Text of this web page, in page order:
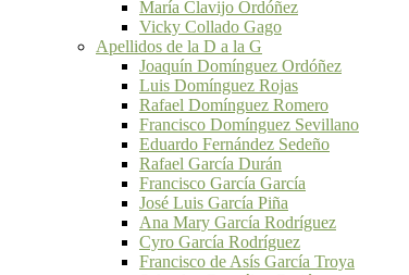
María Clavijo Ordóñez
Vicky Collado Gago
Apellidos de la D a la G
Joaquín Domínguez Ordóñez
Luis Domínguez Rojas
Rafael Domínguez Romero
Francisco Domínguez Sevillano
Eduardo Fernández Sedeño
Rafael García Durán
Francisco García García
José Luis García Piña
Ana Mary García Rodríguez
Cyro García Rodríguez
Francisco de Asís García Troya